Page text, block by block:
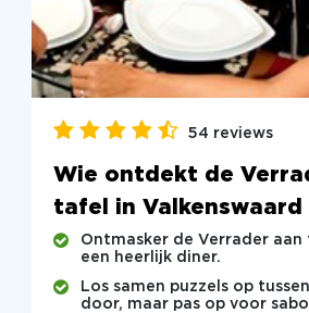
54 reviews
Wie ontdekt de
tafel in Valkenswaard
Ontmasker de Verrader
een heerlijk diner.
Los samen puzzels op
door, maar pas op voor